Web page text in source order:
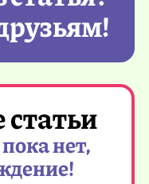
нет,